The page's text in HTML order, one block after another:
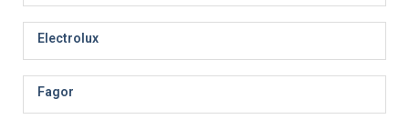
Electrolux
Fagor